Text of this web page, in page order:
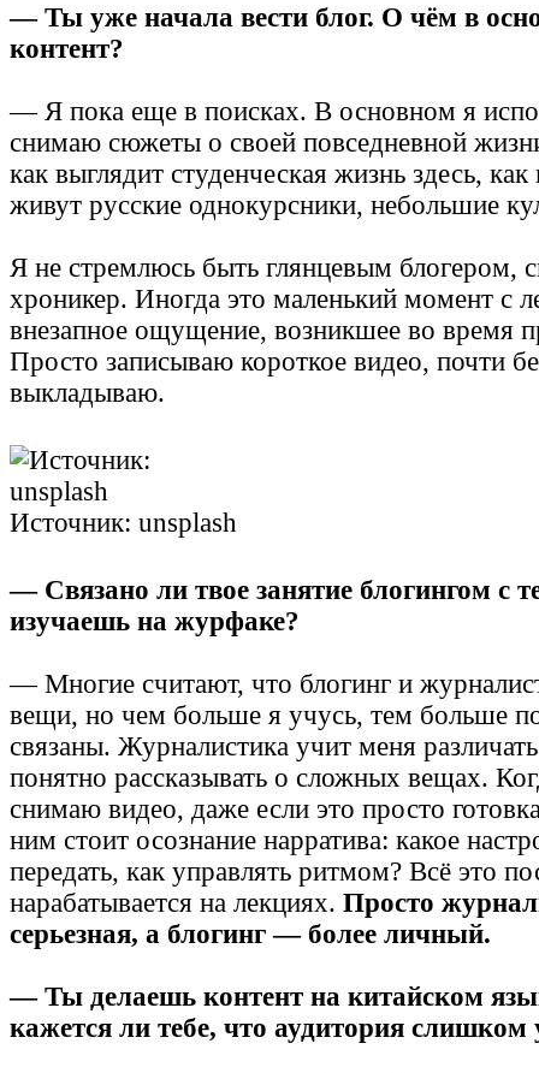
— Ты уже начала вести блог. О чём в
контент?
— Я пока еще в поисках. В основном я
снимаю сюжеты о своей повседневной
как выглядит студенческая жизнь здесь,
живут русские однокурсники, небольшие
Я не стремлюсь быть глянцевым блогером,
хроникер. Иногда это маленький момент с
внезапное ощущение, возникшее во время
Просто записываю короткое видео, почти
выкладываю.
Источник: unsplash
— Связано ли твое занятие блогингом с
изучаешь на журфаке?
— Многие считают, что блогинг и
вещи, но чем больше я учусь, тем больше
связаны. Журналистика учит меня
понятно рассказывать о сложных вещах.
снимаю видео, даже если это просто
ним стоит осознание нарратива: какое
передать, как управлять ритмом? Всё это
нарабатывается на лекциях. Просто
серьезная, а блогинг — более личный.
— Ты делаешь контент на китайском
кажется ли тебе, что аудитория слишком